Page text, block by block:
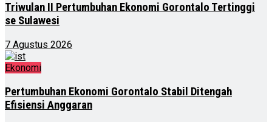
Triwulan II Pertumbuhan Ekonomi Gorontalo Tertinggi
se Sulawesi
7 Agustus 2026
Ekonomi
Pertumbuhan Ekonomi Gorontalo Stabil Ditengah
Efisiensi Anggaran